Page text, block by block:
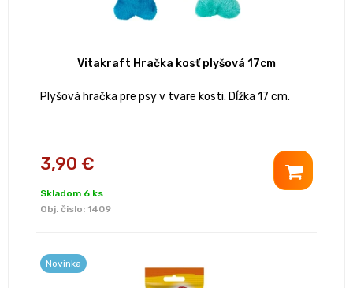
Vitakraft Hračka kosť plyšová 17cm
Plyšová hračka pre psy v tvare kosti. Dĺžka 17 cm.
3,90 €
Skladom 6 ks
Obj. čislo: 1409
Novinka